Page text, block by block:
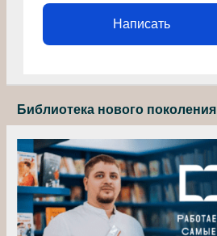
Написать
Библиотека нового поколения